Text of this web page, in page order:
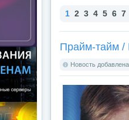
1 2 3 4 5 6 7
Прайм-тайм /
Новость